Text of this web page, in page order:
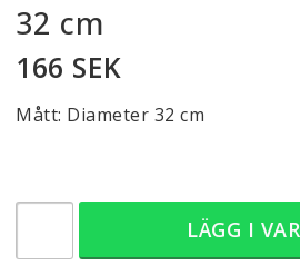
32 cm
166 SEK
Mått: Diameter 32 cm
LÄGG I